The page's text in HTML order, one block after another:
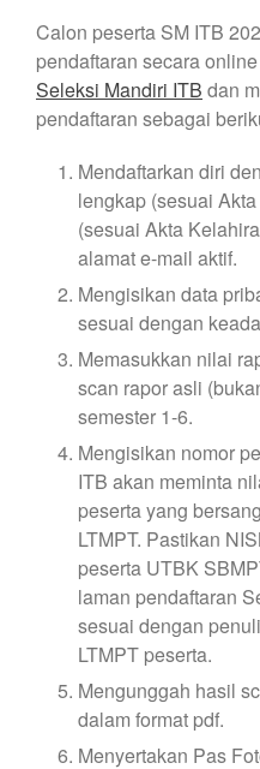
Calon peserta SM ITB
pendaftaran secara
Seleksi Mandiri ITB dan
pendaftaran sebagai
Mendaftarkan diri
lengkap (sesuai
(sesuai Akta
alamat e-mail aktif.
Mengisikan data
sesuai dengan
Memasukkan nilai
scan rapor asli
semester 1-6.
Mengisikan nomor
ITB akan meminta
peserta yang
LTMPT. Pastikan
peserta UTBK
laman pendaftaran
sesuai dengan
LTMPT peserta.
Mengunggah hasil
dalam format pdf.
Menyertakan Pas